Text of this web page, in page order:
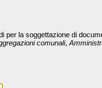
per la soggettazione di
comunali,